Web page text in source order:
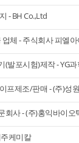
- BH Co.,Ltd
체 - 주식회사 피엘아
(발포시험)제작 - YG과
프제조/판매 - (주)성
회사 - (주)홍익바이오
케미칼